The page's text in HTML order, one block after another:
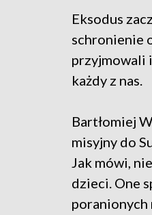
Eksodus
schronienie
przyjmowali
każdy z nas.
Bartłomiej
misyjny do
Jak mówi,
dzieci. One
poranionych